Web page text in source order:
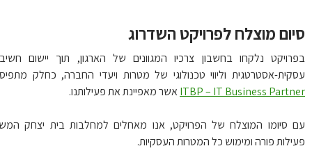
מוצלח לפרויקט השדרוג
נלקחו בחשבון צרכיו המגוונים של הארגון, תוך יישום חשיבה
אסטרטגית וליווי טכנולוגי של מטרות ויעדי החברה, כחלק מתפיסת
ITBP – IT Businessאשר מאפיינת את פעילותנו.
סיומו המוצלח של הפרויקט, אנו מאחלים למחלבות בית יצחק המשך
פורה ומימוש כל המטרות העסקיות.